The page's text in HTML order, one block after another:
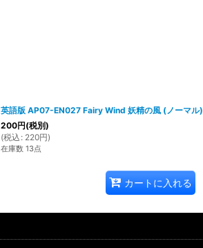
英語版 AP07-EN027 Fairy Wind 妖精の風 (ノーマル)
200円(税別)
(税込 : 220円)
在庫数 13点
カートに入れる